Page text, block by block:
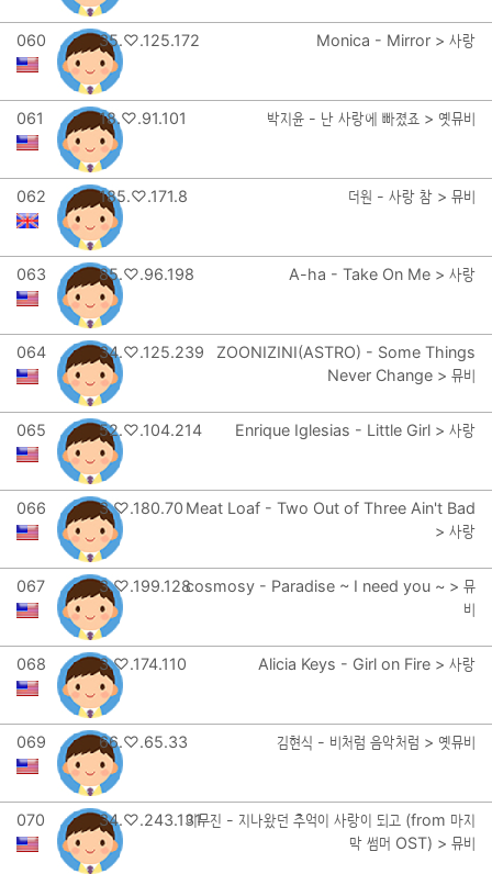
060 35.♡.125.172 Monica - Mirror > 사랑
061 18.♡.91.101 박지윤 - 난 사랑에 빠졌죠 > 옛뮤비
062 185.♡.171.8 더원 - 사랑 참 > 뮤비
063 85.♡.96.198 A-ha - Take On Me > 사랑
064 34.♡.125.239
ZOONIZINI(ASTRO) - Some Things
Never Change > 뮤비
065 52.♡.104.214 Enrique Iglesias - Little Girl > 사랑
066 3.♡.180.70 Meat Loaf - Two Out of Three Ain't Bad
> 사랑
067 3.♡.199.128cosmosy - Paradise ~ I need you ~ > 뮤
비
068 3.♡.174.110 Alicia Keys - Girl on Fire > 사랑
069 66.♡.65.33 김현식 - 비처럼 음악처럼 > 옛뮤비
070 34.♡.243.131이무진 - 지나왔던 추억이 사랑이 되고 (from 마지
막 썸머 OST) > 뮤비